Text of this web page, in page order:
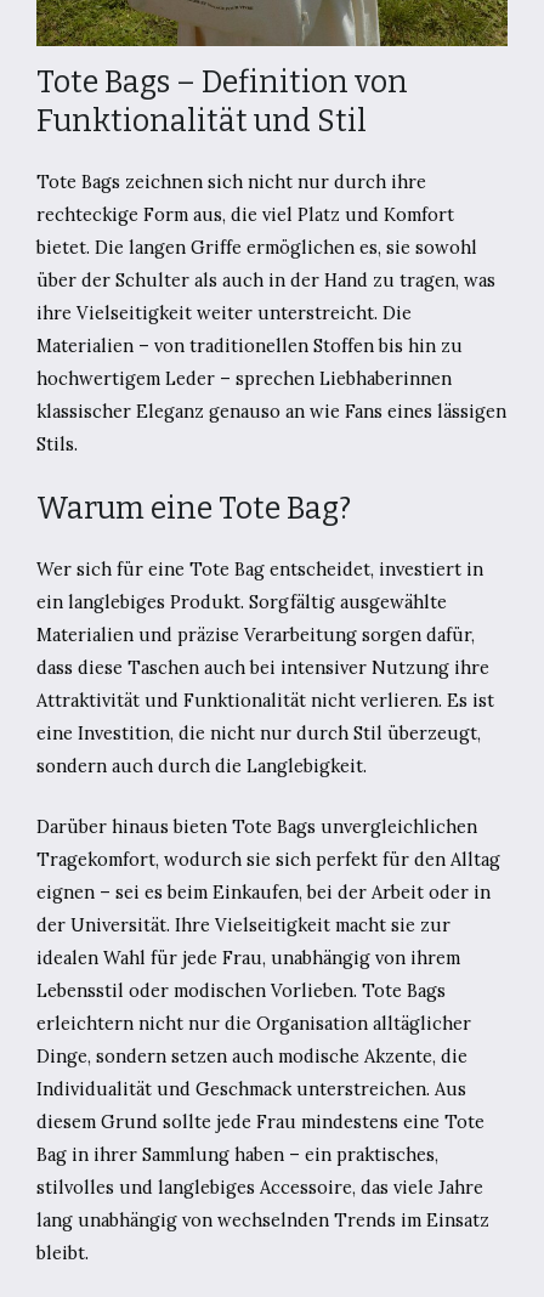
Tote Bags – Definition von
Funktionalität und Stil
Tote Bags zeichnen sich nicht nur durch ihre
rechteckige Form aus, die viel Platz und Komfort
bietet. Die langen Griffe ermöglichen es, sie sowohl
über der Schulter als auch in der Hand zu tragen, was
ihre Vielseitigkeit weiter unterstreicht. Die
Materialien – von traditionellen Stoffen bis hin zu
hochwertigem Leder – sprechen Liebhaberinnen
klassischer Eleganz genauso an wie Fans eines lässigen
Stils.
Warum eine Tote Bag?
Wer sich für eine Tote Bag entscheidet, investiert in
ein langlebiges Produkt. Sorgfältig ausgewählte
Materialien und präzise Verarbeitung sorgen dafür,
dass diese Taschen auch bei intensiver Nutzung ihre
Attraktivität und Funktionalität nicht verlieren. Es ist
eine Investition, die nicht nur durch Stil überzeugt,
sondern auch durch die Langlebigkeit.
Darüber hinaus bieten Tote Bags unvergleichlichen
Tragekomfort, wodurch sie sich perfekt für den Alltag
eignen – sei es beim Einkaufen, bei der Arbeit oder in
der Universität. Ihre Vielseitigkeit macht sie zur
idealen Wahl für jede Frau, unabhängig von ihrem
Lebensstil oder modischen Vorlieben. Tote Bags
erleichtern nicht nur die Organisation alltäglicher
Dinge, sondern setzen auch modische Akzente, die
Individualität und Geschmack unterstreichen. Aus
diesem Grund sollte jede Frau mindestens eine Tote
Bag in ihrer Sammlung haben – ein praktisches,
stilvolles und langlebiges Accessoire, das viele Jahre
lang unabhängig von wechselnden Trends im Einsatz
bleibt.